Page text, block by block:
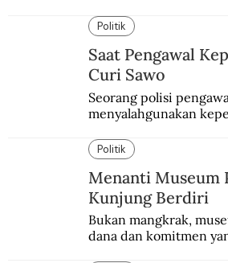
Politik
Saat Pengawal
Curi Sawo
Seorang polisi
menyalahgunakan
Politik
Menanti Museum
Kunjung Berdiri
Bukan mangkrak,
dana dan komitmen